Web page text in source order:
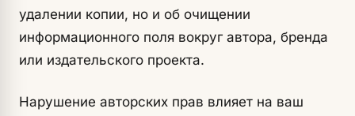
удалении копии, но и об очищении
информационного поля вокруг автора, бренда
или издательского проекта.
Нарушение авторских прав влияет на ваш